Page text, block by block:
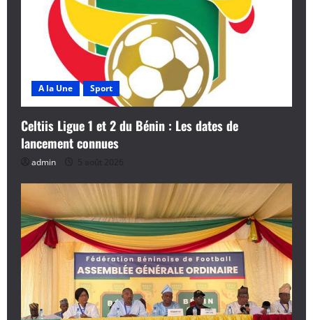
A la Une Sport
Celtiis Ligue 1 et 2 du Bénin : Les dates de
lancement connues
admin 5 août 2026